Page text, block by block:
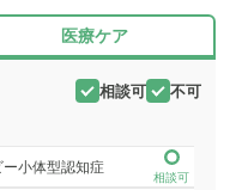
医療ケア
相談可 不可
ー小体型認知症
相談可